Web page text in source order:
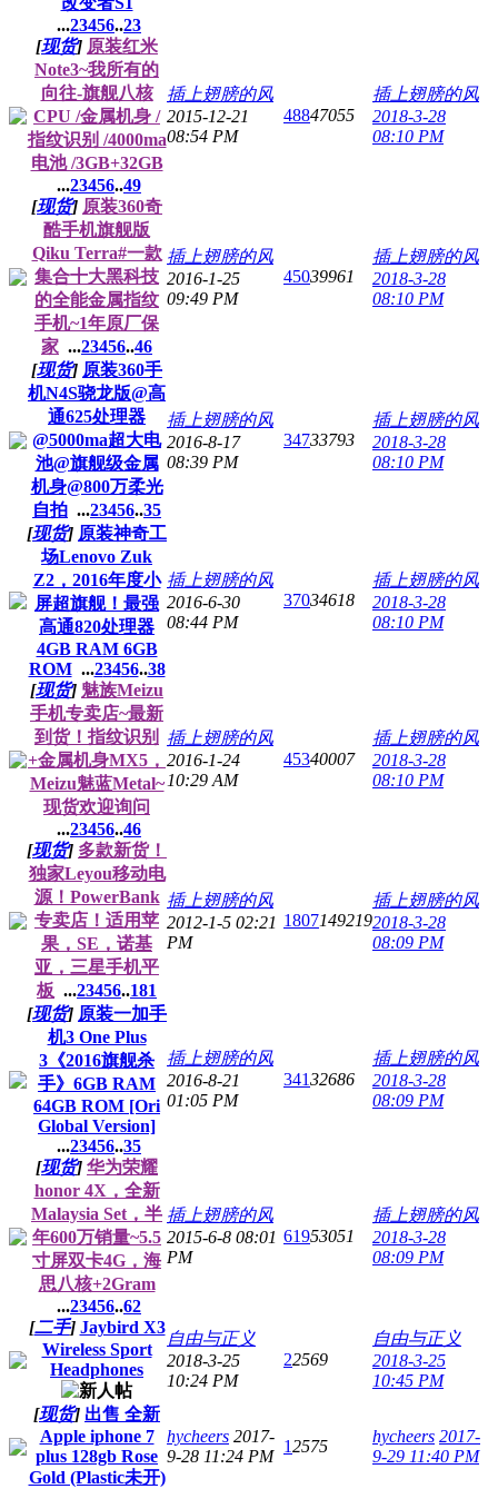
...23456..23
[现货] 原装红米
Note3~我所有的
向往-旗舰八核
CPU /金属机身 /
指纹识别 /4000ma
电池 /3GB+32GB
...23456..49
插上翅膀的风
2015-12-21
08:54 PM
48847055
插上翅膀的风
2018-3-28
08:10 PM
[现货] 原装360奇
酷手机旗舰版
Qiku Terra#一款
集合十大黑科技
的全能金属指纹
手机~1年原厂保
家 ...23456..46
插上翅膀的风
2016-1-25
09:49 PM
45039961
插上翅膀的风
2018-3-28
08:10 PM
[现货] 原装360手
机N4S骁龙版@高
通625处理器
@5000ma超大电
池@旗舰级金属
机身@800万柔光
自拍 ...23456..35
插上翅膀的风
2016-8-17
08:39 PM
34733793
插上翅膀的风
2018-3-28
08:10 PM
[现货] 原装神奇工
场Lenovo Zuk
Z2，2016年度小
屏超旗舰！最强
高通820处理器
4GB RAM 6GB
ROM ...23456..38
插上翅膀的风
2016-6-30
08:44 PM
37034618
插上翅膀的风
2018-3-28
08:10 PM
[现货] 魅族Meizu
手机专卖店~最新
到货！指纹识别
+金属机身MX5，
Meizu魅蓝Metal~
现货欢迎询问
...23456..46
插上翅膀的风
2016-1-24
10:29 AM
45340007
插上翅膀的风
2018-3-28
08:10 PM
[现货] 多款新货！
独家Leyou移动电
源！PowerBank
专卖店！适用苹
果，SE，诺基
亚，三星手机平
板 ...23456..181
插上翅膀的风
2012-1-5 02:21
PM
1807149219
插上翅膀的风
2018-3-28
08:09 PM
[现货] 原装一加手
机3 One Plus
3《2016旗舰杀
手》6GB RAM
64GB ROM [Ori
Global Version]
...23456..35
插上翅膀的风
2016-8-21
01:05 PM
34132686
插上翅膀的风
2018-3-28
08:09 PM
[现货] 华为荣耀
honor 4X，全新
Malaysia Set，半
年600万销量~5.5
寸屏双卡4G，海
思八核+2Gram
...23456..62
插上翅膀的风
2015-6-8 08:01
PM
61953051
插上翅膀的风
2018-3-28
08:09 PM
[二手] Jaybird X3
Wireless Sport
Headphones
自由与正义
2018-3-25
10:24 PM
22569
自由与正义
2018-3-25
10:45 PM
[现货] 出售 全新
Apple iphone 7
plus 128gb Rose
Gold (Plastic未开)
hycheers 2017-
9-28 11:24 PM
12575
hycheers 2017-
9-29 11:40 PM